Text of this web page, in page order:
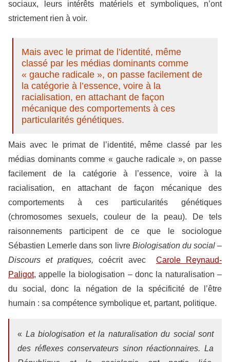
sociaux, leurs intérêts matériels et symboliques, n’ont
strictement rien à voir.
Mais avec le primat de l’identité, même
classé par les médias dominants comme
« gauche radicale », on passe facilement de
la catégorie à l’essence, voire à la
racialisation, en attachant de façon
mécanique des comportements à ces
particularités génétiques.
Mais avec le primat de l’identité, même classé par les
médias dominants comme « gauche radicale », on passe
facilement de la catégorie à l’essence, voire à la
racialisation, en attachant de façon mécanique des
comportements à ces particularités génétiques
(chromosomes sexuels, couleur de la peau). De tels
raisonnements participent de ce que le sociologue
Sébastien Lemerle dans son livre Biologisation du social –
Discours et pratiques, coécrit avec Carole Reynaud-
Paligot, appelle la biologisation – donc la naturalisation –
du social, donc la négation
de la spécificité de l’être
humain : sa compétence symbolique et, partant, politique.
« La biologisation et la naturalisation du social sont
des réflexes conservateurs sinon réactionnaires. La